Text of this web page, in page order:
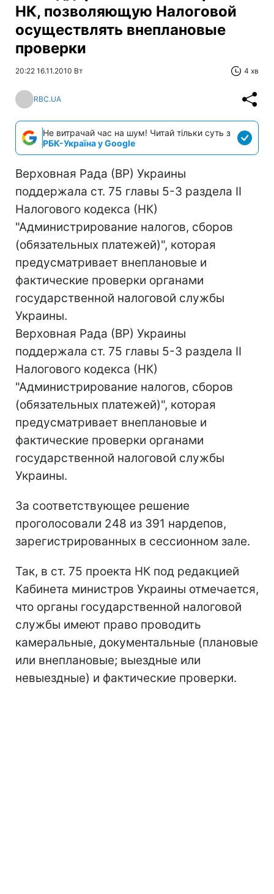
НК, позволяющую Налоговой
осуществлять внеплановые
проверки
20:22 16.11.2010 Вт 4 хв
RBC.UA
Не витрачай час на шум! Читай тільки суть з
РБК-Україна у Google
Верховная Рада (ВР) Украины
поддержала ст. 75 главы 5-3 раздела II
Налогового кодекса (НК)
"Администрирование налогов, сборов
(обязательных платежей)", которая
предусматривает внеплановые и
фактические проверки органами
государственной налоговой службы
Украины.
Верховная Рада (ВР) Украины
поддержала ст. 75 главы 5-3 раздела II
Налогового кодекса (НК)
"Администрирование налогов, сборов
(обязательных платежей)", которая
предусматривает внеплановые и
фактические проверки органами
государственной налоговой службы
Украины.
За соответствующее решение
проголосовали 248 из 391 нардепов,
зарегистрированных в сессионном зале.
Так, в ст. 75 проекта НК под редакцией
Кабинета министров Украины отмечается,
что органы государственной налоговой
службы имеют право проводить
камеральные, документальные (плановые
или внеплановые; выездные или
невыездные) и фактические проверки.